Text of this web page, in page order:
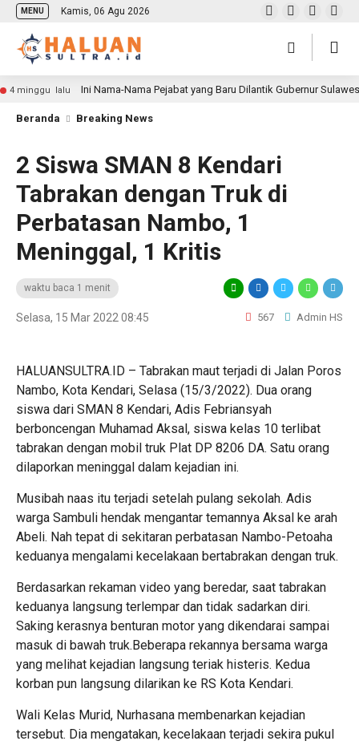
MENU Kamis, 06 Agu 2026
4 minggu lalu Ini Nama-Nama Pejabat yang Baru Dilantik Gubernur
Beranda Breaking News
2 Siswa SMAN 8 Kendari
Tabrakan dengan Truk di
Perbatasan Nambo, 1
Meninggal, 1 Kritis
waktu baca 1 menit
Selasa, 15 Mar 2022 08:45 567 Admin HS
HALUANSULTRA.ID – Tabrakan maut terjadi di Jalan Poros
Nambo, Kota Kendari, Selasa (15/3/2022). Dua orang
siswa dari SMAN 8 Kendari, Adis Febriansyah
berboncengan Muhamad Aksal, siswa kelas 10 terlibat
tabrakan dengan mobil truk Plat DP 8206 DA. Satu orang
dilaporkan meninggal dalam kejadian ini.
Musibah naas itu terjadi setelah pulang sekolah. Adis
warga Sambuli hendak mengantar temannya Aksal ke arah
Abeli. Nah tepat di sekitaran perbatasan Nambo-Petoaha
keduanya mengalami kecelakaan bertabrakan dengan truk.
Berdasarkan rekaman video yang beredar, saat tabrakan
keduanya langsung terlempar dan tidak sadarkan diri.
Saking kerasnya benturan motor yang dikendarai sampai
masuk di bawah truk.Beberapa rekannya bersama warga
yang melihat kejadian langsung teriak histeris. Kedua
korban pun langsung dilarikan ke RS Kota Kendari.
Wali Kelas Murid, Nurhasana membenarkan kejadian
tersebut. Dia mengatakan, kecelakaan terjadi sekira pukul